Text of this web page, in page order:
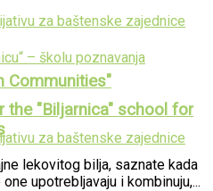
Communities"
the "Biljarnica" school for
lekovitog bilja, saznate kada
upotrebljavaju i kombinuju,...